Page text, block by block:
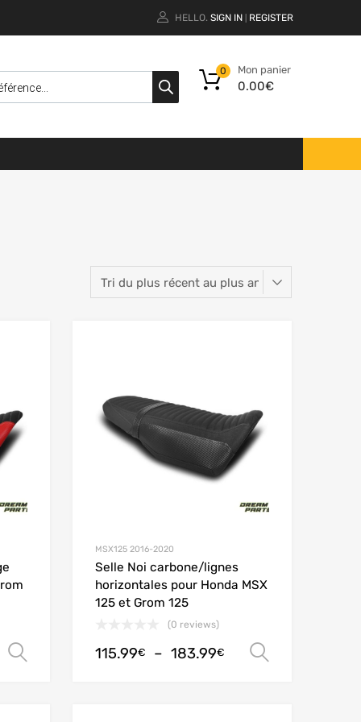
HELLO. SIGN IN REGISTER
Mon panier
0.00€
0
Choix des options
MSX125 2016-2020
Selle Noi carbone/lignes
horizontales pour Honda MSX
125 et Grom 125
(0 reviews)
115.99€ – 183.99€